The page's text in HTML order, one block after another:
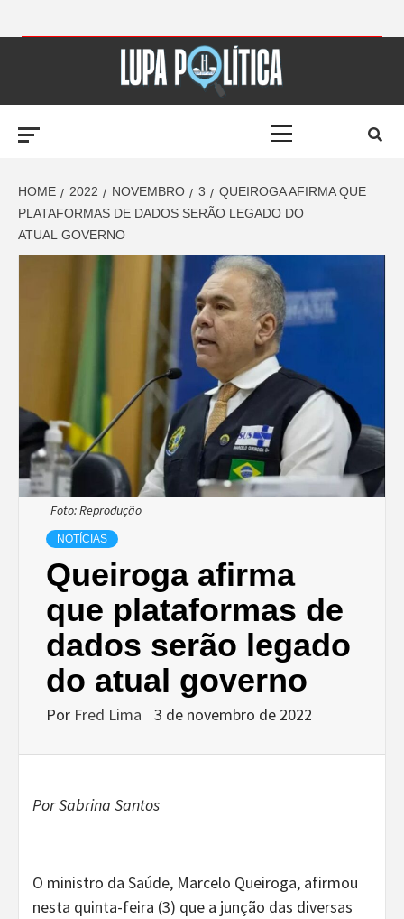
LUPA
POLÍTICA –
AMPLIANDO A
NOTÍCIA
HOME 2022 NOVEMBRO 3
QUEIROGA AFIRMA QUE
PLATAFORMAS DE DADOS SERÃO LEGADO DO
ATUAL GOVERNO
Foto: Reprodução
NOTÍCIAS
Queiroga afirma
que plataformas de
dados serão legado
do atual governo
Por Fred Lima 3 de novembro de 2022
Por Sabrina Santos
O ministro da Saúde, Marcelo Queiroga, afirmou
nesta quinta-feira (3) que a junção das diversas